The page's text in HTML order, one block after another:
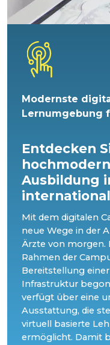
Modernste
Lernumgebung
Entdecken
Ausbildung
Mit dem digitalen
neue Wege in der
Ärzte von morgen.
Rahmen der
Bereitstellung
Infrastruktur
verfügt über eine
Ausstattung, die
virtuell basierte
ermöglicht. Damit